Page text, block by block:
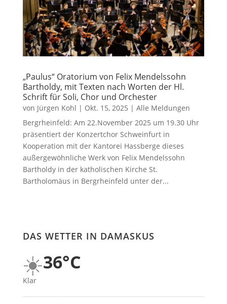
„Paulus“ Oratorium von Felix Mendelssohn
Bartholdy, mit Texten nach Worten der Hl.
Schrift für Soli, Chor und Orchester
von Jürgen Kohl | Okt. 15, 2025 | Alle Meldungen
Bergrheinfeld: Am 22.November 2025 um 19.30 Uhr
präsentiert der Konzertchor Schweinfurt in
Kooperation mit der Kantorei Hassberge dieses
außergewöhnliche Werk von Felix Mendelssohn
Bartholdy in der katholischen Kirche St.
Bartholomäus in Bergrheinfeld unter der...
DAS WETTER IN DAMASKUS
☀️36°C
Klar